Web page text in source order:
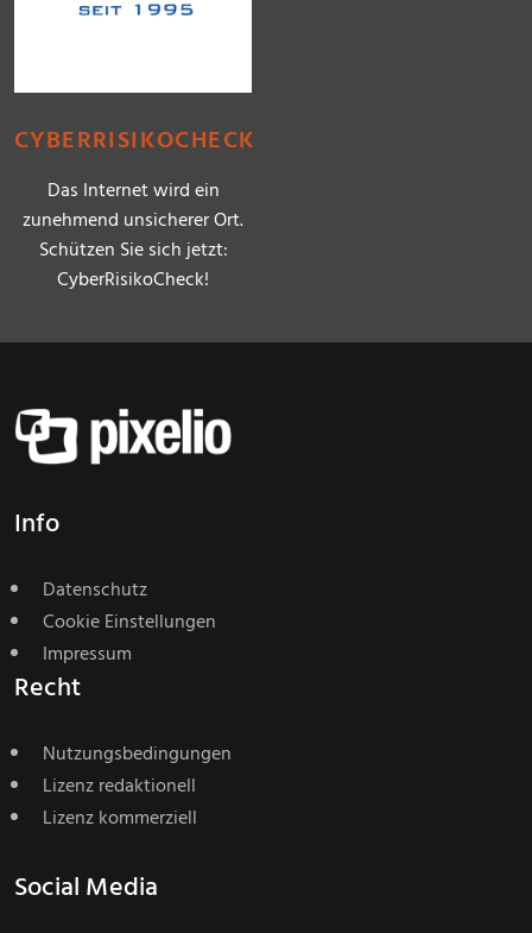
CYBERRISIKOCHECK
Das Internet wird ein
zunehmend unsicherer Ort.
Schützen Sie sich jetzt:
CyberRisikoCheck!
Info
Datenschutz
Cookie Einstellungen
Impressum
Recht
Nutzungsbedingungen
Lizenz redaktionell
Lizenz kommerziell
Social Media